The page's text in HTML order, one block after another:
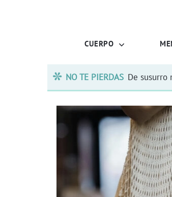
CUERPO
NO TE PIERDAS De susurro